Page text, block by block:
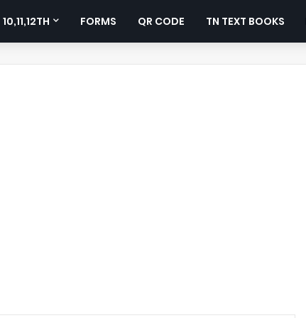
10,11,12TH FORMS QR CODE TN TEXT BOOKS